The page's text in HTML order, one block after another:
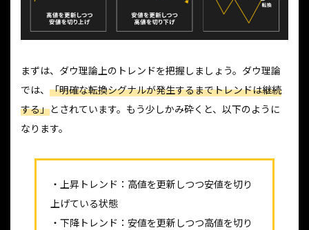
まずは、ダウ理論上のトレンドを把握しましょう。ダウ理論
では、 「明確な転換シグナルが発生するまでトレンドは継続
する」とされています。もう少しかみ砕くと、以下のように
なります。
・上昇トレンド：高値を更新しつつ安値を切り
上げている状態
・下降トレンド：安値を更新しつつ高値を切り